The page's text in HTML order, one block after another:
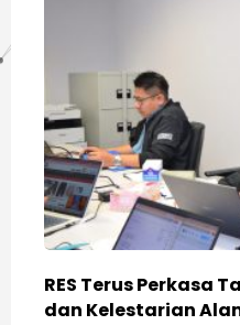
RES Terus Perkasa
dan Kelestarian